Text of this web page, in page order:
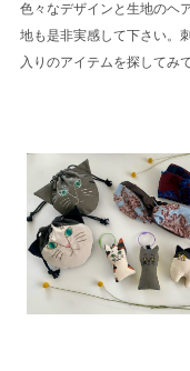
色々なデザインと生地のヘ
地も是非実感して下さい。
入りのアイテムを探してみ